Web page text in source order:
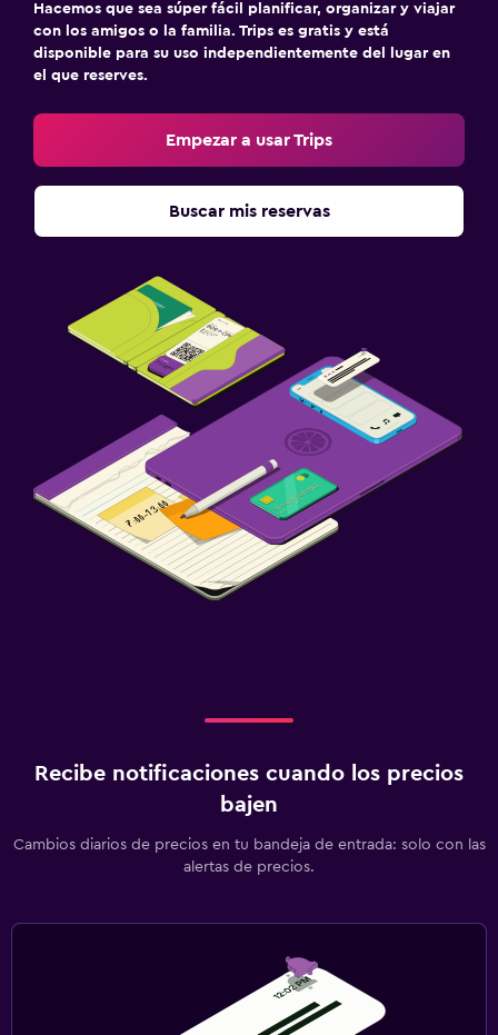
Hacemos que sea súper fácil planificar, organizar y viajar
con los amigos o la familia. Trips es gratis y está
disponible para su uso independientemente del lugar en
el que reserves.
Empezar a usar Trips
Buscar mis reservas
Recibe notificaciones cuando los precios
bajen
Cambios diarios de precios en tu bandeja de entrada: solo con las
alertas de precios.